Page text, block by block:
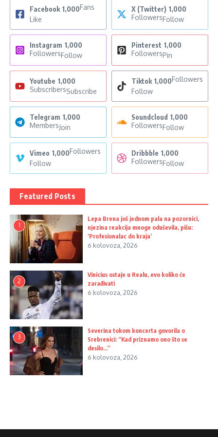
Facebook 1,000Fans
Like
X (Twitter) 1,000
FollowersFollow
Instagram 1,000
FollowersFollow
Pinterest 1,000
FollowersPin
Youtube 1,000
SubscribersSubscribe
Tiktok 1,000Followers
Follow
Telegram 1,000
MembersJoin
Soundcloud 1,000
FollowersFollow
Vimeo 1,000Followers
Follow
Dribbble 1,000
FollowersFollow
Featured Posts
1
Lepa Brena još jednom pala na pozornici,
njezina reakcija mnoge oduševila, pišu:
‘Profesionalac do kraja’
6 kolovoza, 2026
2
Vinicius ostaje u Realu, evo koliko će
zarađivati
6 kolovoza, 2026
3
Severina tokom koncerta govorila o
Srebrenici: “Kad priznamo ono što se
desilo…”
6 kolovoza, 2026